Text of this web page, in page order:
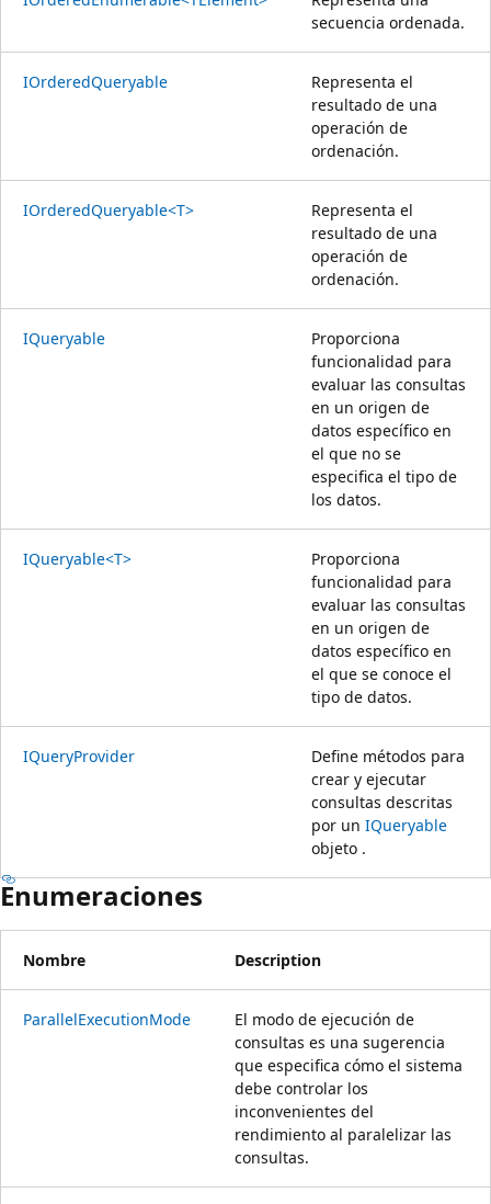
secuencia ordenada.
IOrderedQueryable
Representa el
resultado de una
operación de
ordenación.
IOrderedQueryable<T>
Representa el
resultado de una
operación de
ordenación.
IQueryable
Proporciona
funcionalidad para
evaluar las consultas
en un origen de
datos específico en
el que no se
especifica el tipo de
los datos.
IQueryable<T>
Proporciona
funcionalidad para
evaluar las consultas
en un origen de
datos específico en
el que se conoce el
tipo de datos.
IQueryProvider
Define métodos para
crear y ejecutar
consultas descritas
por un IQueryable
objeto .
Enumeraciones
Nombre Description
ParallelExecutionMode
El modo de ejecución de
consultas es una sugerencia
que especifica cómo el sistema
debe controlar los
inconvenientes del
rendimiento al paralelizar las
consultas.